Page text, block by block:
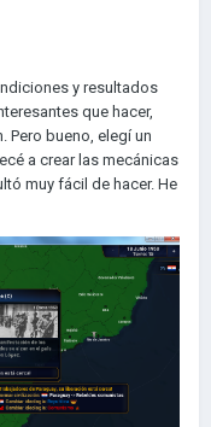
y resultados
que hacer,
Pero bueno, elegí un
a crear las mecánicas
muy fácil de hacer. He